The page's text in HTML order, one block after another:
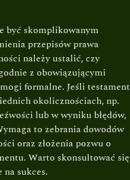
być skomplikowanym
przepisów prawa
należy ustalić, czy
z obowiązującymi
formalne. Jeśli testament
okolicznościach, np.
lub w wyniku błędów,
to zebrania dowodów
oraz złożenia pozwu o
Warto skonsultować się
sukces.